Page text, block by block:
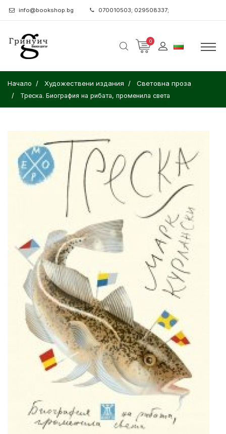
info@bookshop.bg 070010503; 029508337;
0
Начало Художествени издания Световна проза
Треска. Биография на рибата, променила света